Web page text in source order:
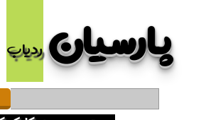
پارسیان​​​​​​​ردیاب
حساب کاربری من
تغییر گذر واژه
سفارشات